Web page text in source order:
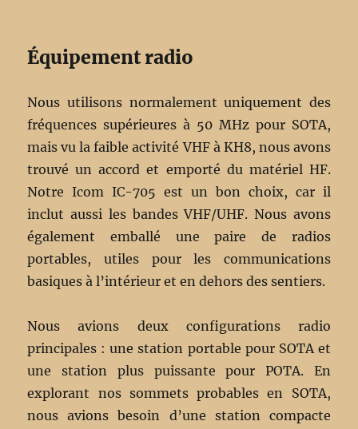
Équipement radio
Nous utilisons normalement uniquement des
fréquences supérieures à 50 MHz pour SOTA,
mais vu la faible activité VHF à KH8, nous avons
trouvé un accord et emporté du matériel HF.
Notre Icom IC-705 est un bon choix, car il
inclut aussi les bandes VHF/UHF. Nous avons
également emballé une paire de radios
portables, utiles pour les communications
basiques à l’intérieur et en dehors des sentiers.
Nous avions deux configurations radio
principales : une station portable pour SOTA et
une station plus puissante pour POTA. En
explorant nos sommets probables en SOTA,
nous avions besoin d’une station compacte